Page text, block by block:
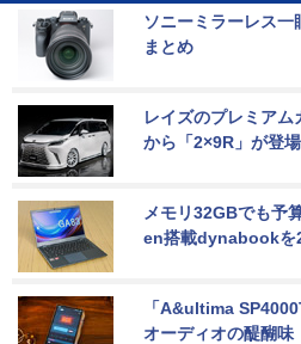
ソニーミラーレス
まとめ
レイズのプレミア
から「2×9R」が登場
メモリ32GBでも予
en搭載dynabookを
「A&ultima
オーディオの醍醐味